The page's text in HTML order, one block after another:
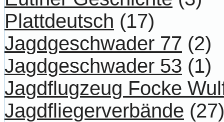
Plattdeutsch (17)
Jagdgeschwader 77 (2)
Jagdgeschwader 53 (1)
Jagdflugzeug Focke
Jagdfliegerverbände (27)